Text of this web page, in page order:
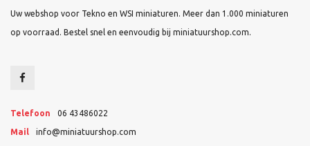
Uw webshop voor Tekno en WSI miniaturen. Meer dan 1.000 miniaturen
op voorraad. Bestel snel en eenvoudig bij miniatuurshop.com.
Telefoon 06 43486022
Mail info@miniatuurshop.com